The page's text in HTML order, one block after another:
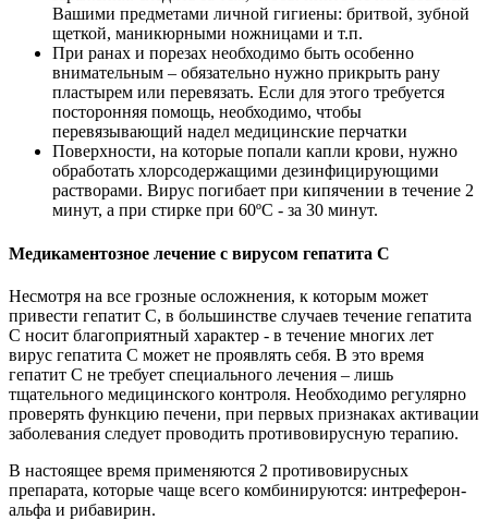
Вашими предметами личной гигиены: бритвой, зубной
щеткой, маникюрными ножницами и т.п.
При ранах и порезах необходимо быть особенно
внимательным – обязательно нужно прикрыть рану
пластырем или перевязать. Если для этого требуется
посторонняя помощь, необходимо, чтобы
перевязывающий надел медицинские перчатки
Поверхности, на которые попали капли крови, нужно
обработать хлорсодержащими дезинфицирующими
растворами. Вирус погибает при кипячении в течение 2
минут, а при стирке при 60ºС - за 30 минут.
Медикаментозное лечение с вирусом гепатита С
Несмотря на все грозные осложнения, к которым может
привести гепатит С, в большинстве случаев течение гепатита
С носит благоприятный характер - в течение многих лет
вирус гепатита С может не проявлять себя. В это время
гепатит С не требует специального лечения – лишь
тщательного медицинского контроля. Необходимо регулярно
проверять функцию печени, при первых признаках активации
заболевания следует проводить противовирусную терапию.
В настоящее время применяются 2 противовирусных
препарата, которые чаще всего комбинируются: интреферон-
альфа и рибавирин.